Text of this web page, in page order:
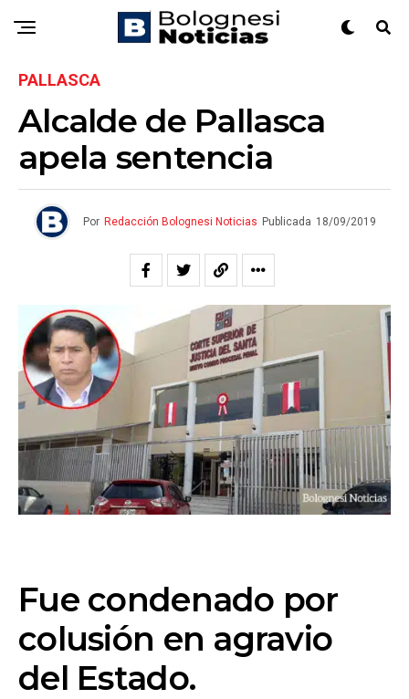
PALLASCA
Alcalde de Pallasca
apela sentencia
Por Redacción Bolognesi Noticias Publicada 18/09/2019
Fue condenado por
colusión en agravio
del Estado.